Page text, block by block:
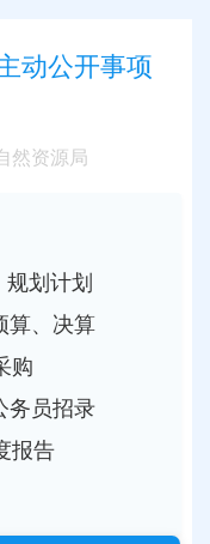
动公开事项
然资源局
规划计划
算、决算
购
务员招录
报告